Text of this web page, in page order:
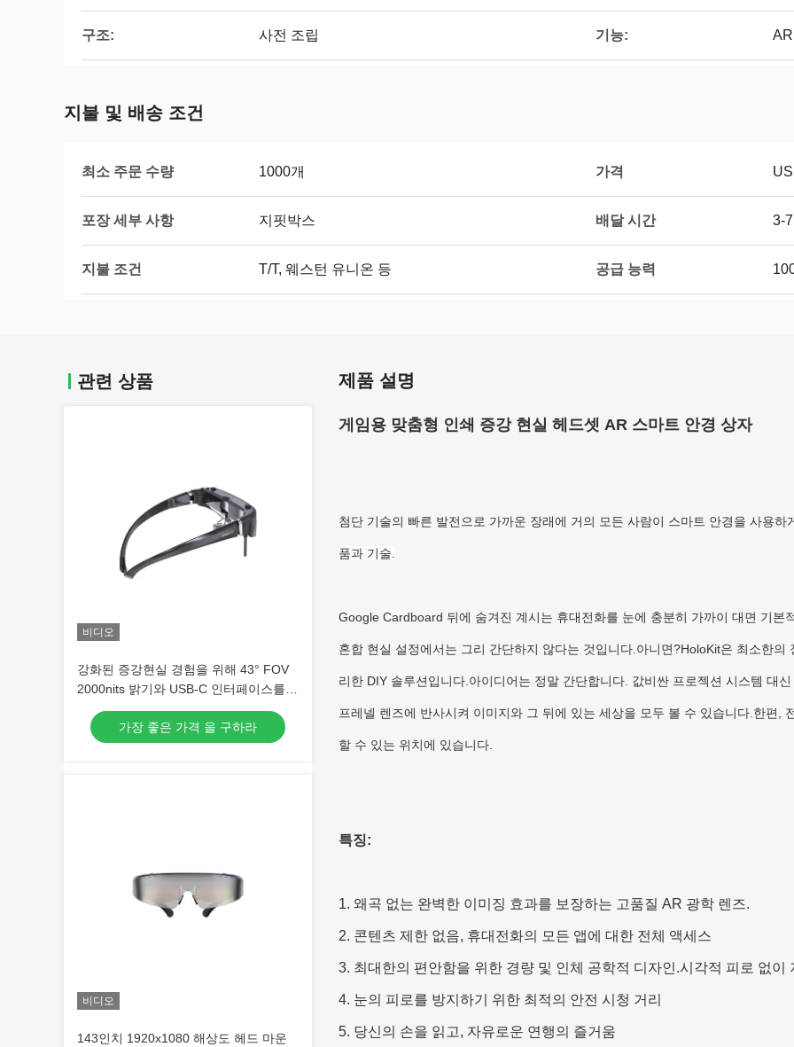
구조: 사전 조립 기능:
지불 및 배송 조건
최소 주문 수량 1000개 가격
포장 세부 사항 지핏박스 배달 시간 3-
지불 조건 T/T, 웨스턴 유니온 등 공급 능력
관련 상품
비디오
강화된 증강현실 경험을 위해 43° FOV
2000nits 밝기와 USB-C 인터페이스를
갖춘 ENMESI AR 스마트 안경
가장 좋은 가격 을 구하라
비디오
143인치 1920x1080 해상도 헤드 마운
제품 설명
게임용 맞춤형 인쇄 증강 현실 헤드셋 AR 스마트 안경 상자
첨단 기술의 빠른 발전으로 가까운 장래에 거의 모든 사람이 스마트 안경을 사용
품과 기술.
Google Cardboard 뒤에 숨겨진 계시는 휴대전화를 눈에 충분히 가까이 대면 기본
혼합 현실 설정에서는 그리 간단하지 않다는 것입니다.아니면?HoloKit은 최소한
리한 DIY 솔루션입니다.아이디어는 정말 간단합니다. 값비싼 프로젝션 시스템 대
프레넬 렌즈에 반사시켜 이미지와 그 뒤에 있는 세상을 모두 볼 수 있습니다.한편,
할 수 있는 위치에 있습니다.
특징:
1. 왜곡 없는 완벽한 이미징 효과를 보장하는 고품질 AR 광학 렌즈.
2. 콘텐츠 제한 없음, 휴대전화의 모든 앱에 대한 전체 액세스
3. 최대한의 편안함을 위한 경량 및 인체 공학적 디자인.시각적 피로 없이
4. 눈의 피로를 방지하기 위한 최적의 안전 시청 거리
5. 당신의 손을 읽고, 자유로운 연행의 즐거움